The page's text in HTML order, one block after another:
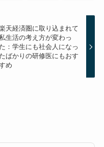
天経済圏に取り込まれて
生活の考え方が変わっ
た：学生にも社会人になっ
たばかりの研修医にもおす
め